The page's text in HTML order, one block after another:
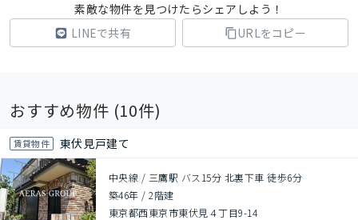
素敵な物件を見つけたらシェアしよう！
LINEで共有
URLをコピー
おすすめ物件 (10件)
賃貸物件 東伏見戸建て
中央線 / 三鷹駅 バス15分 北裏下車 徒歩6分
築46年 /2階建
東京都西東京市東伏見４丁目9-14